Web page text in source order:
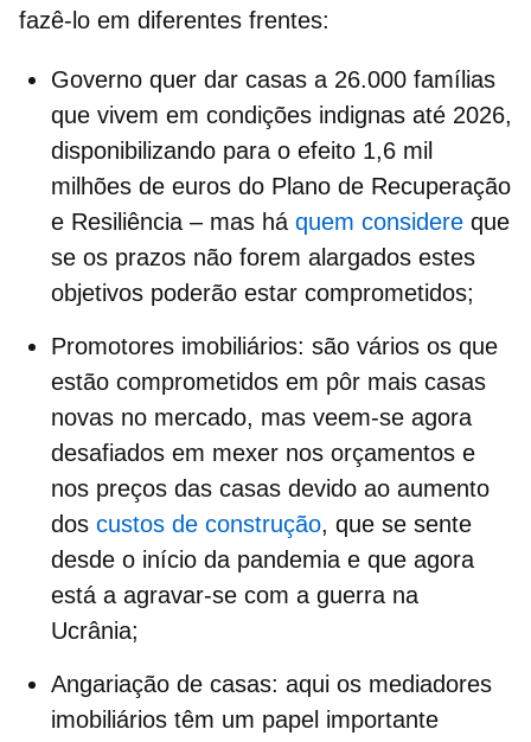
fazê-lo em diferentes frentes:
Governo quer dar casas a 26.000 famílias
que vivem em condições indignas até 2026,
disponibilizando para o efeito 1,6 mil
milhões de euros do Plano de Recuperação
e Resiliência – mas há quem considere que
se os prazos não forem alargados estes
objetivos poderão estar comprometidos;
Promotores imobiliários: são vários os que
estão comprometidos em pôr mais casas
novas no mercado, mas veem-se agora
desafiados em mexer nos orçamentos e
nos preços das casas devido ao aumento
dos custos de construção, que se sente
desde o início da pandemia e que agora
está a agravar-se com a guerra na
Ucrânia;
Angariação de casas: aqui os mediadores
imobiliários têm um papel importante